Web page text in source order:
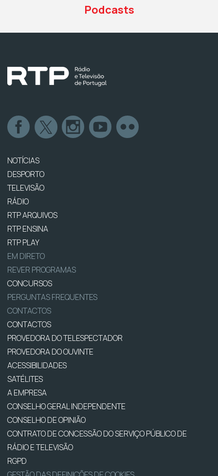
Podcasts
NOTÍCIAS
DESPORTO
TELEVISÃO
RÁDIO
RTP ARQUIVOS
RTP ENSINA
RTP PLAY
EM DIRETO
REVER PROGRAMAS
CONCURSOS
PERGUNTAS FREQUENTES
CONTACTOS
CONTACTOS
PROVEDORA DO TELESPECTADOR
PROVEDORA DO OUVINTE
ACESSIBILIDADES
SATÉLITES
A EMPRESA
CONSELHO GERAL INDEPENDENTE
CONSELHO DE OPINIÃO
CONTRATO DE CONCESSÃO DO SERVIÇO PÚBLICO DE
RÁDIO E TELEVISÃO
RGPD